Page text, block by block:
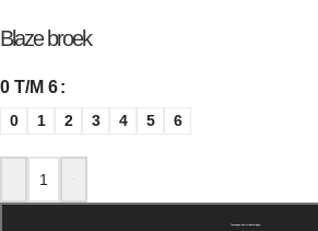
Blaze broek
0 T/M 6
0 1 2 3 4 5 6